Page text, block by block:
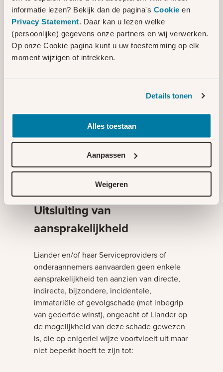
informatie lezen? Bekijk dan de pagina's Cookie en
Privacy Statement . Daar kan u lezen welke
(persoonlijke) gegevens onze partners en wij verwerken.
Op onze Cookie pagina kunt u uw toestemming op elk
moment wijzigen of intrekken.
Details tonen
Alles toestaan
Aanpassen
Weigeren
toegestaan links naar sites van Liander aan
te bieden.
Online communicatie
Liander te zenden. Indien u ervoor kiest
berichten per e-mail aan Liander te zenden,
aanvaardt u het risico dat derden deze
berichten onderscheppen, misbruiken of
Uitsluiting van
aansprakelijkheid
Liander en/of haar Serviceproviders of
onderaannemers aanvaarden geen enkele
aansprakelijkheid ten aanzien van directe,
indirecte, bijzondere, incidentele,
immateriële of gevolgschade (met inbegrip
van gederfde winst), ongeacht of Liander op
de mogelijkheid van deze schade gewezen
is, die op enigerlei wijze voortvloeit uit maar
niet beperkt hoeft te zijn tot: